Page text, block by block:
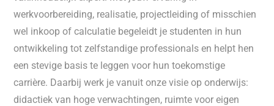
werkvoorbereiding, realisatie, projectleiding of misschien
wel inkoop of calculatie begeleidt je studenten in hun
ontwikkeling tot zelfstandige professionals en helpt hen
een stevige basis te leggen voor hun toekomstige
carrière. Daarbij werk je vanuit onze visie op onderwijs:
didactiek van hoge verwachtingen, ruimte voor eigen